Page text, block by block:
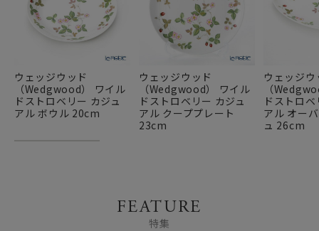
ウェッジウッド
（Wedgwood） ワイル
ドストロベリー カジュ
アル ボウル 20cm
ウェッジウッド
（Wedgwood） ワイル
ドストロベリー カジュ
アル クーププレート
23cm
ウェッジウ
（
ドストロ
アル オー
ュ 26cm
FEATURE
特集